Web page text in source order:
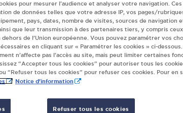
pour mesurer l’audience et analyser votre navigation.
de données telles que votre adresse IP, vos pages/
pays, dates, nombre de visites, sources de navigation
que leur transmission à des partenaires tiers, y compris ceux
de l’Union européenne. Vous pouvez paramétrer vos
en cliquant sur « Paramétrer les cookies » ci-
n’affecte pas l’accès au site, mais peut limiter certaines
“Accepter tous les cookies” pour autoriser tous les
“Refuser tous les cookies” pour refuser ces cookies. Pour en
Notice d'information
Refuser tous les cookies